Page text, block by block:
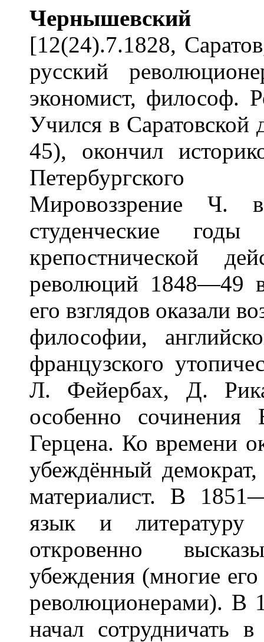
Чернышевский
[12(24).7.1828,
русский
экономист, философ.
Учился в
45), окончил
Петербургского
Мировоззрение Ч.
студенческие
крепостнической
революций 1848—49
его взглядов оказали
философии,
французского
Л. Фейербах, Д.
особенно
Герцена. Ко времени
убеждённый
материалист. В
язык и литературу
откровенно
убеждения (многие
революционерами). В
начал сотрудничать